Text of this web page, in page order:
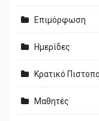
Επιμόρφωση
Ημερίδες
Κρατικό
Μαθητές